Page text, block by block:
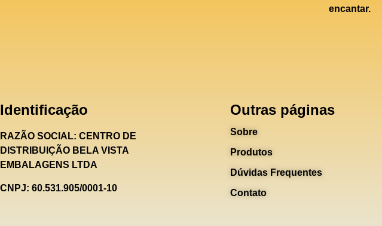
encantar.
Identificação
RAZÃO SOCIAL: CENTRO DE
DISTRIBUIÇÃO BELA VISTA
EMBALAGENS LTDA
CNPJ: 60.531.905/0001-10
Outras páginas
Sobre
Produtos
Dúvidas Frequentes
Contato